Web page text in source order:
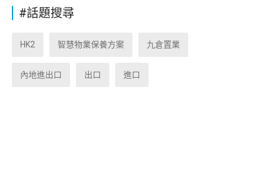
#話題搜尋
HK2 智慧物業保養方案 九倉置業
內地進出口 出口 進口